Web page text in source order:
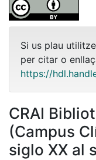
Si us plau
per citar o
https://
CRAI
(Campus
siglo XX al